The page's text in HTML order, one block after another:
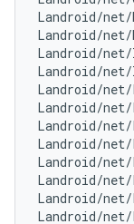
Landroid/
Landroid/
Landroid/
Landroid/
Landroid/
Landroid/
Landroid/
Landroid/
Landroid/
Landroid/
Landroid/
Landroid/